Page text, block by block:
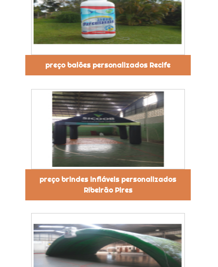
preço balões personalizados Recife
preço brindes infláveis personalizados
Ribeirão Pires